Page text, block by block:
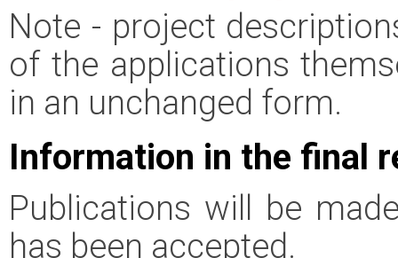
Note - project
of the applications
in an unchanged form.
Information in the final
Publications will be
has been accepted.